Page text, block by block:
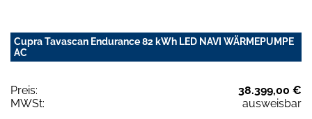
Cupra Tavascan Endurance 82 kWh LED NAVI WÄRMEPUMPE
AC
Preis:
38.399,00 €
MWSt:
ausweisbar